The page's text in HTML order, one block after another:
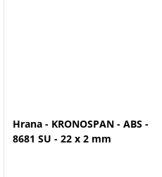
Hrana - KRONOSPAN - ABS -
8681 SU - 22 x 2 mm